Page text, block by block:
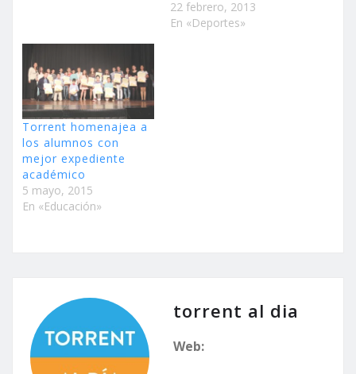
22 febrero, 2013
En «Deportes»
Torrent homenajea a
los alumnos con
mejor expediente
académico
5 mayo, 2015
En «Educación»
torrent al dia
Web: